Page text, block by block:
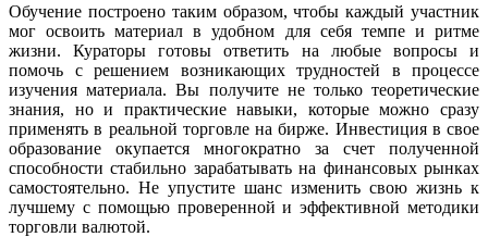
Обучение построено таким образом, чтобы каждый участник
мог освоить материал в удобном для себя темпе и ритме
жизни. Кураторы готовы ответить на любые вопросы и
помочь с решением возникающих трудностей в процессе
изучения материала. Вы получите не только теоретические
знания, но и практические навыки, которые можно сразу
применять в реальной торговле на бирже. Инвестиция в свое
образование окупается многократно за счет полученной
способности стабильно зарабатывать на финансовых рынках
самостоятельно. Не упустите шанс изменить свою жизнь к
лучшему с помощью проверенной и эффективной методики
торговли валютой.